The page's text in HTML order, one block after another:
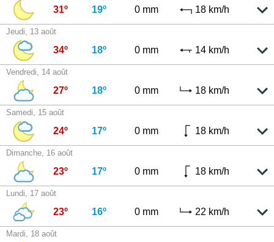
31º 19º 0 mm 18 km/h
Jeudi, 13 août
34º 18º 0 mm 14 km/h
Vendredi, 14 août
27º 18º 0 mm 18 km/h
Samedi, 15 août
24º 17º 0 mm 18 km/h
Dimanche, 16 août
23º 17º 0 mm 18 km/h
Lundi, 17 août
23º 16º 0 mm 22 km/h
Mardi, 18 août